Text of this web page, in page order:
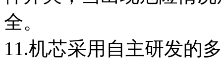
全。
11.机芯采用自主研发的